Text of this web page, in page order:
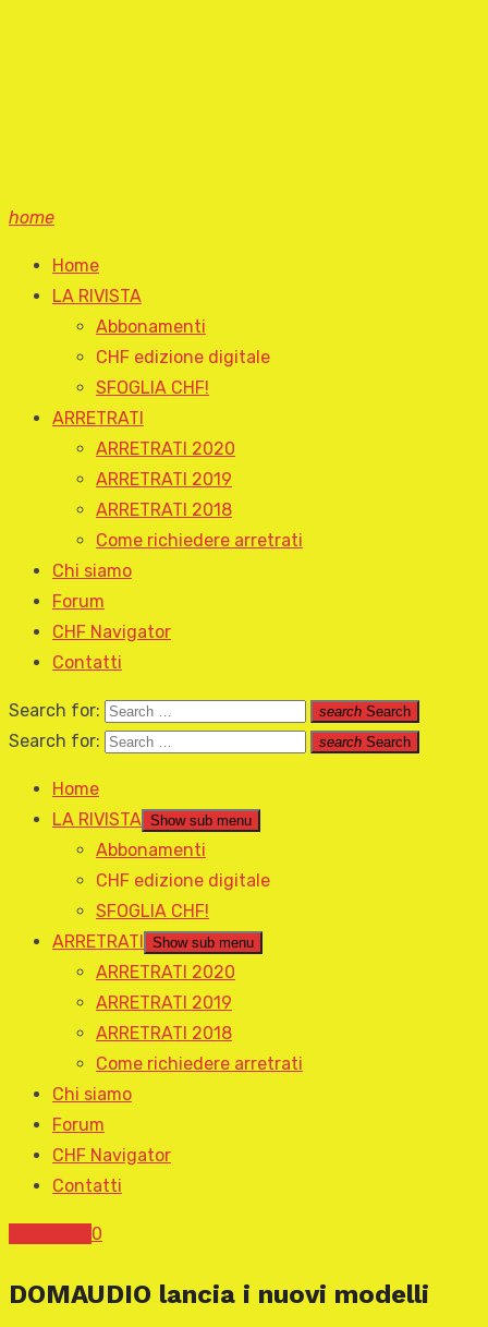
home
Home
LA RIVISTA
Abbonamenti
CHF edizione digitale
SFOGLIA CHF!
ARRETRATI
ARRETRATI 2020
ARRETRATI 2019
ARRETRATI 2018
Come richiedere arretrati
Chi siamo
Forum
CHF Navigator
Contatti
Search for: search Search
Search for: search Search
Home
LA RIVISTA Show sub menu
Abbonamenti
CHF edizione digitale
SFOGLIA CHF!
ARRETRATI
Show sub menu
ARRETRATI 2020
ARRETRATI 2019
ARRETRATI 2018
Come richiedere arretrati
Chi siamo
Forum
CHF Navigator
Contatti
0
DOMAUDIO lancia i nuovi modelli